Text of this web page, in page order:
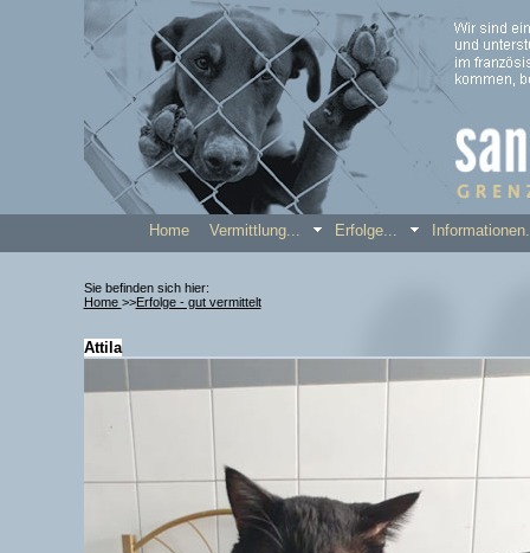
Home Vermittlung... Erfolge...
Sie befinden sich hier:
Home >>Erfolge - gut vermittelt
Attila